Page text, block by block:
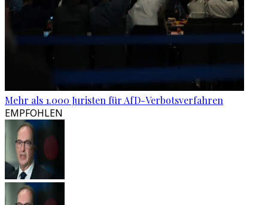
Mehr als 1.000 Juristen für AfD-Verbotsverfahren
EMPFOHLEN